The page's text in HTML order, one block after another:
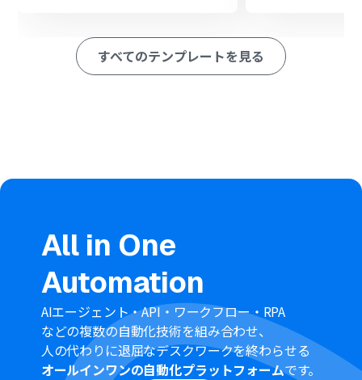
■このワークフローのカスタムポイント
■注意事項
トリガーは5分、10分、15分、30分、60分の間隔で起動
間隔を選択できます。
プランによって最短の起動間隔が異なりますので、ご注意
ください。
すべてのテンプレートを見る
All in One
Automation
AIエージェント・API・ワークフロー・RPA
などの複数の自動化技術を組み合わせ、
人の代わりに退屈なデスクワークを終わらせる
オールインワンの自動化プラットフォームです。